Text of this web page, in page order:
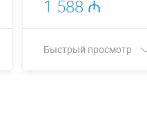
1 588 ₼
Быстрый просмотр